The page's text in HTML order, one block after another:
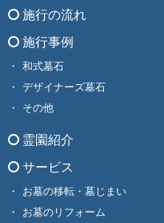
施行の流れ
施行事例
和式墓石
デザイナーズ墓石
その他
霊園紹介
サービス
お墓の移転・墓じまい
お墓のリフォーム